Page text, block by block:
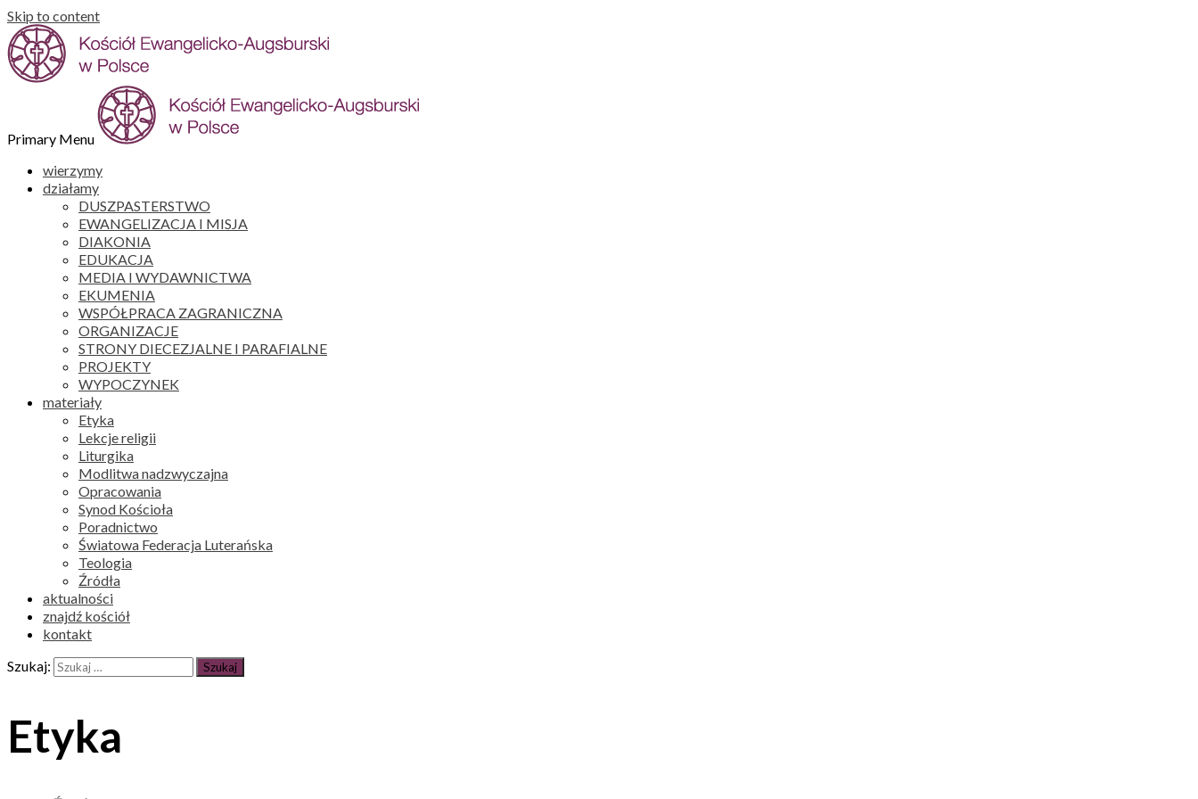
Skip to content
Primary Menu
wierzymy
działamy
DUSZPASTERSTWO
EWANGELIZACJA I MISJA
DIAKONIA
EDUKACJA
MEDIA I WYDAWNICTWA
EKUMENIA
WSPÓŁPRACA ZAGRANICZNA
ORGANIZACJE
STRONY DIECEZJALNE I PARAFIALNE
PROJEKTY
WYPOCZYNEK
materiały
Etyka
Lekcje religii
Liturgika
Modlitwa nadzwyczajna
Opracowania
Synod Kościoła
Poradnictwo
Światowa Federacja Luterańska
Teologia
Źródła
aktualności
znajdź kościół
kontakt
Szukaj:
Etyka